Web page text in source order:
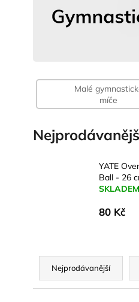
Malé
míče
YATE
Ball - 26
SKLADEM
80 Kč
Ř
z
Nejprodávanější